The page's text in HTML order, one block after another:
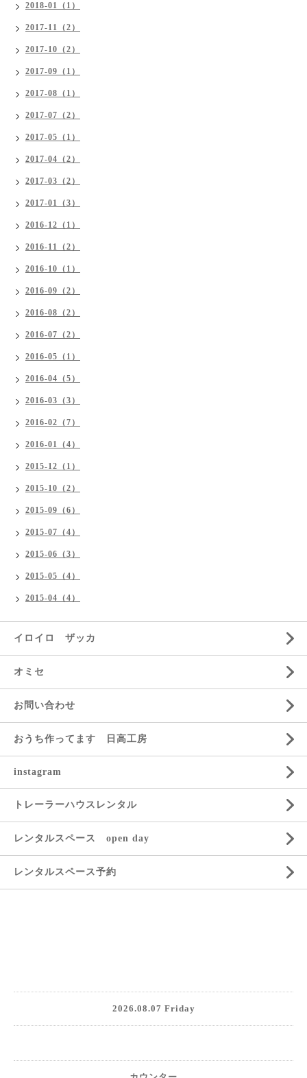
2018-01（1）
2017-11（2）
2017-10（2）
2017-09（1）
2017-08（1）
2017-07（2）
2017-05（1）
2017-04（2）
2017-03（2）
2017-01（3）
2016-12（1）
2016-11（2）
2016-10（1）
2016-09（2）
2016-08（2）
2016-07（2）
2016-05（1）
2016-04（5）
2016-03（3）
2016-02（7）
2016-01（4）
2015-12（1）
2015-10（2）
2015-09（6）
2015-07（4）
2015-06（3）
2015-05（4）
2015-04（4）
イロイロ ザッカ
オミセ
お問い合わせ
おうち作ってます 日高工房
instagram
トレーラーハウスレンタル
レンタルスペース open day
レンタルスペース予約
2026.08.07 Friday